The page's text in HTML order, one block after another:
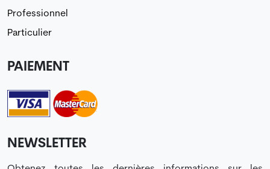
Professionnel
Particulier
PAIEMENT
NEWSLETTER